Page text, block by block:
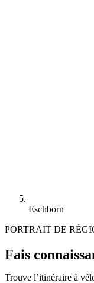
Eschborn
PORTRAIT DE
Fais
Trouve l’itinéraire à